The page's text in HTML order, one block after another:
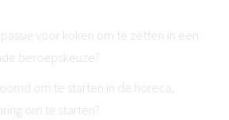
voor koken om te zetten in een
beroepskeuze?
om te starten in de horeca,
om te starten?